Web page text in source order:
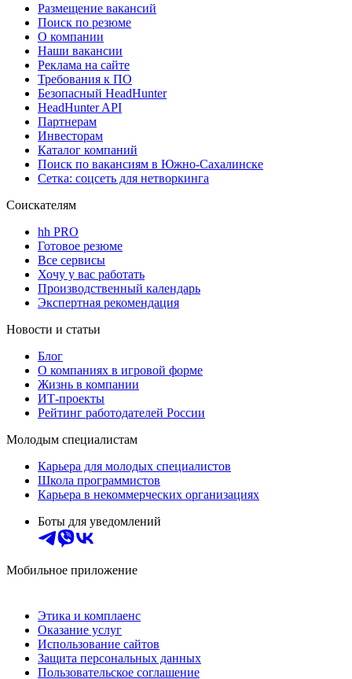
Размещение вакансий
Поиск по резюме
О компании
Наши вакансии
Реклама на сайте
Требования к ПО
Безопасный HeadHunter
HeadHunter API
Партнерам
Инвесторам
Каталог компаний
Поиск по вакансиям в Южно-Сахалинске
Сетка: соцсеть для нетворкинга
Соискателям
hh PRO
Готовое резюме
Все сервисы
Хочу у вас работать
Производственный календарь
Экспертная рекомендация
Новости и статьи
Блог
О компаниях в игровой форме
Жизнь в компании
ИТ-проекты
Рейтинг работодателей России
Молодым специалистам
Карьера для молодых специалистов
Школа программистов
Карьера в некоммерческих организациях
Боты для уведомлений
Мобильное приложение
Этика и комплаенс
Оказание услуг
Использование сайтов
Защита персональных данных
Пользовательское соглашение